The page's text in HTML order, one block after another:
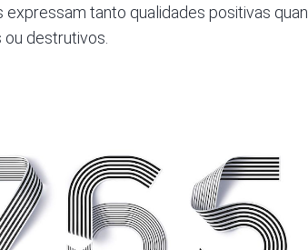
tanto qualidades positivas
destrutivos.